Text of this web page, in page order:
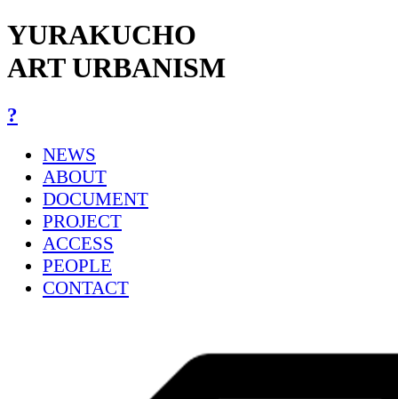
YURAKUCHO
ART URBANISM
?
NEWS
ABOUT
DOCUMENT
PROJECT
ACCESS
PEOPLE
CONTACT